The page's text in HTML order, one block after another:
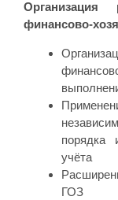
Организация
финансово-
порядка
учёта
ГОЗ